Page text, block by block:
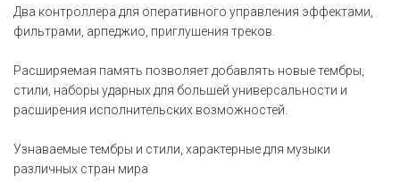
Два контроллера для оперативного управления эффектами,
фильтрами, арпеджио, приглушения треков.
Расширяемая память позволяет добавлять новые тембры,
стили, наборы ударных для большей универсальности и
расширения исполнительских возможностей.
Узнаваемые тембры и стили, характерные для музыки
различных стран мира